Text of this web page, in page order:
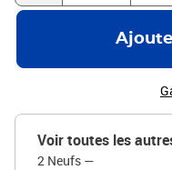
Voir toutes les
2 Neufs —